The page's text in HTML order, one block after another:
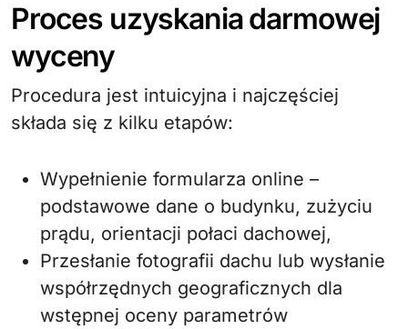
Proces uzyskania darmowej
wyceny
Procedura jest intuicyjna i najczęściej
składa się z kilku etapów:
Wypełnienie formularza online –
podstawowe dane o budynku, zużyciu
prądu, orientacji połaci dachowej,
Przesłanie fotografii dachu lub wysłanie
współrzędnych geograficznych dla
wstępnej oceny parametrów